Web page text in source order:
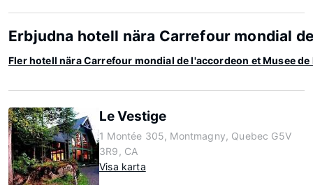
Erbjudna hotell nära Carrefour mondial
Fler hotell nära Carrefour mondial de l'accordeon et Musee
Le Vestige
1 Montée 305, Montmagny, Quebec G5V
3R9, CA
Visa karta